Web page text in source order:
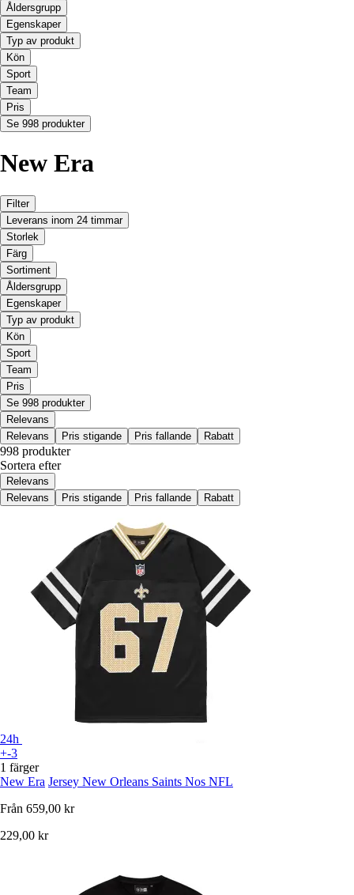
Åldersgrupp
Egenskaper
Typ av produkt
Kön
Sport
Team
Pris
Se 998 produkter
New Era
Filter
Leverans inom 24 timmar
Storlek
Färg
Sortiment
Åldersgrupp
Egenskaper
Typ av produkt
Kön
Sport
Team
Pris
Se 998 produkter
Relevans
Relevans
Pris stigande Pris fallande Rabatt
998 produkter
Sortera efter
Relevans
Relevans
Pris stigande Pris fallande Rabatt
24h
+-3
1 färger
New Era Jersey New Orleans Saints Nos NFL
Från 659,00 kr
229,00 kr